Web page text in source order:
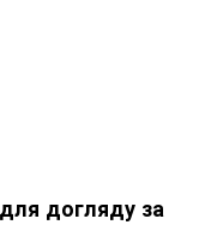
догляду за